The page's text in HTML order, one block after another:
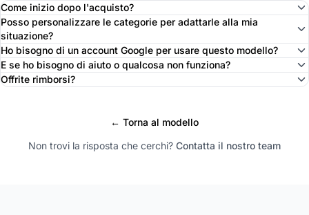
Come inizio dopo l'acquisto?
Posso personalizzare le categorie per adattarle alla mia
situazione?
Ho bisogno di un account Google per usare questo modello?
E se ho bisogno di aiuto o qualcosa non funziona?
Offrite rimborsi?
← Torna al modello
Non trovi la risposta che cerchi? Contatta il nostro team